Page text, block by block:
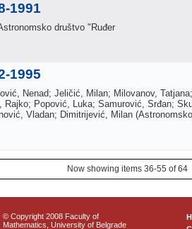
1991
društvo "Ruđer
1995
Nenad; Jeličić, Milan; Milovanov,
Rajko; Popović, Luka; Samurović, Srđan;
Vladan; Dimitrijević, Milan (
Now showing items 36-55 of 64
© Copyright 2008 Faculty of
Mathematics, University of Belgrade